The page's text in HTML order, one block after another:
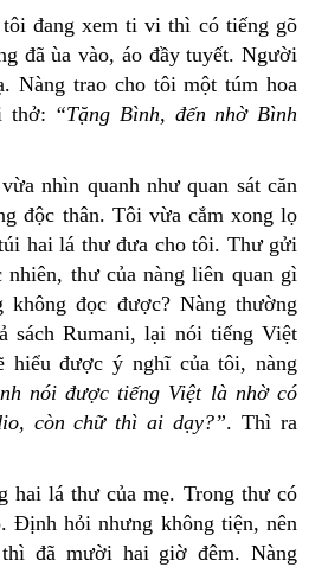
đang xem ti vi thì có tiếng gõ
đã ùa vào, áo đầy tuyết. Người
Nàng trao cho tôi một túm hoa
thở: “Tặng Bình, đến nhờ Bình
nhìn quanh như quan sát căn
độc thân. Tôi vừa cắm xong lọ
hai lá thư đưa cho tôi. Thư gửi
thư của nàng liên quan gì
đọc được? Nàng thường
sách Rumani, lại nói tiếng Việt
hiểu được ý nghĩ của tôi, nàng
nói được tiếng Việt là nhờ có
còn chữ thì ai dạy?”. Thì ra
lá thư của mẹ. Trong thư có
Ðịnh hỏi nhưng không tiện, nên
đã mười hai giờ đêm. Nàng